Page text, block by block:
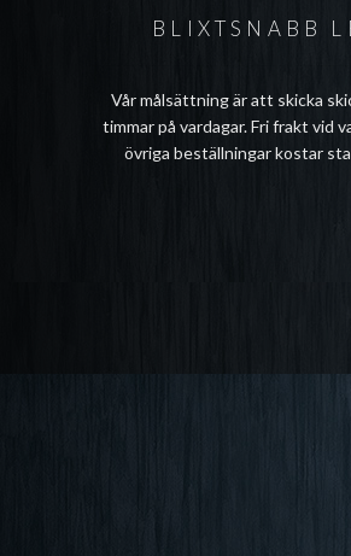
BLIXTSNABB
Vår målsättning är att skicka
timmar på vardagar. Fri frakt vid
övriga beställningar kostar